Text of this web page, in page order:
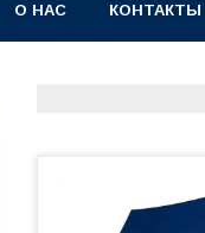
О НАС КОНТАКТЫ